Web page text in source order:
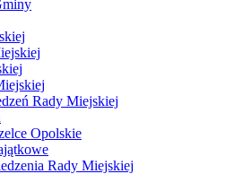
Rady Miejskiej
Opolskie
Rady Miejskiej